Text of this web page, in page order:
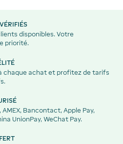
disponibles. Votre
priorité.
chaque achat et profitez de tarifs
Bancontact, Apple Pay,
UnionPay, WeChat Pay.